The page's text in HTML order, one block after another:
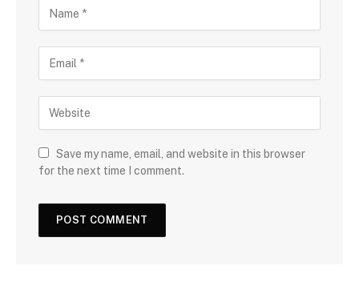
Save my name, email, and website in this browser
for the next time I comment.